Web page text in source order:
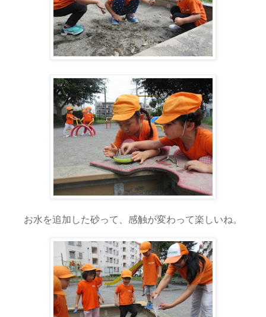
お水を追加した砂って、感触が変わって楽しいね。